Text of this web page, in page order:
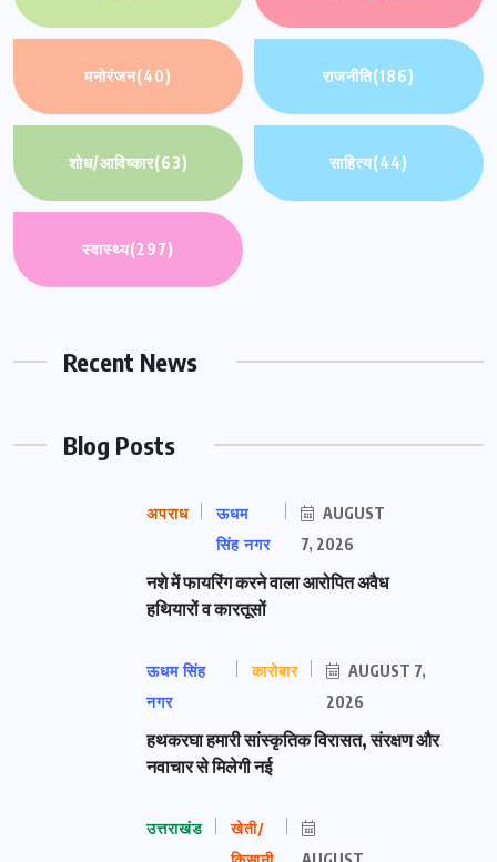
मनोरंजन(40) राजनीति(186)
शोध/आविष्कार(63) साहित्य(44)
स्वास्थ्य(297)
Recent News
Blog Posts
अपराध
ऊधम
सिंह नगर
AUGUST
7, 2026
नशे में फायरिंग करने वाला आरोपित अवैध
हथियारों व कारतूसों
ऊधम सिंह
नगर
कारोबार
AUGUST 7,
2026
हथकरघा हमारी सांस्कृतिक विरासत, संरक्षण और
नवाचार से मिलेगी नई
उत्तराखंड
खेती/